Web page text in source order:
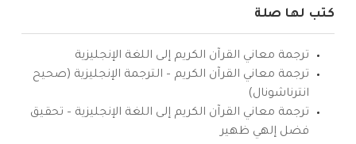
كتب لها صلة
ترجمة معاني القرآن الكريم إلى اللغة الإنجليزية
ترجمة معاني القرآن الكريم – الترجمة الإنجليزية (صحيح
انترناشونال)
ترجمة معاني القرآن الكريم إلى اللغة الإنجليزية – تحقيق
فضل إلهي ظهير